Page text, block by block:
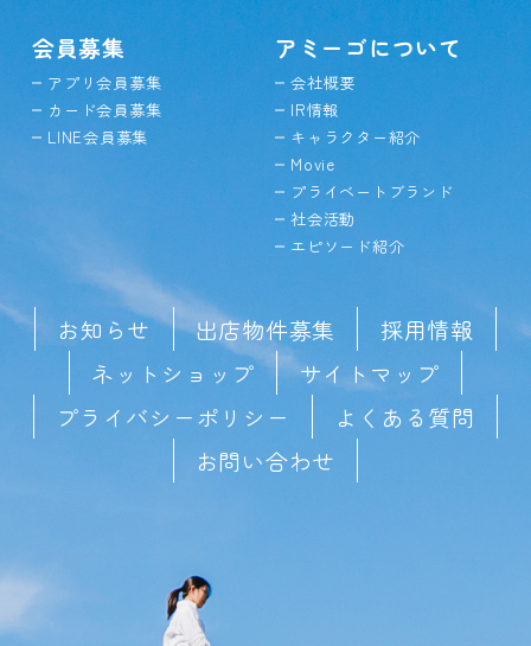
会員募集
アプリ会員募集
カード会員募集
LINE会員募集
アミーゴについて
会社概要
IR情報
キャラクター紹介
Movie
プライベートブランド
社会活動
エピソード紹介
お知らせ 出店物件募集
採用情報
ネットショップ
サイトマップ
プライバシーポリシー
よくある質問
お問い合わせ